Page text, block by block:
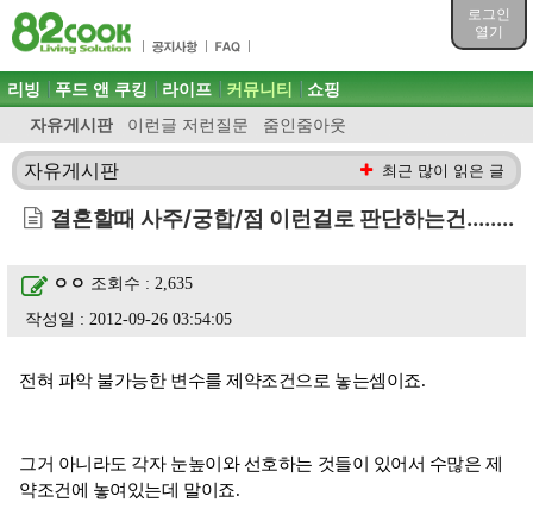
로그인
열기
목차
주메뉴 바로가기
컨텐츠 바로가기
검색 바로가기
로그인 바로가기
주메뉴
리빙 푸드 앤 쿠킹 라이프 커뮤니티
자유게시판 이런글 저런질문 줌인줌아웃
쇼핑
자유게시판 최근 많이 읽은 글
결혼할때 사주/궁합/점 이런걸로 판단하는건........
ㅇㅇ 조회수 : 2,635
작성일 : 2012-09-26 03:54:05
전혀 파악 불가능한 변수를 제약조건으로 놓는셈이죠.
그거 아니라도 각자 눈높이와 선호하는 것들이 있어서 수많은 제
약조건에 놓여있는데 말이죠.